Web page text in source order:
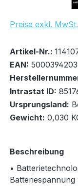
Preise exkl.
Bestand:54x
Sofort
In den
Artikel-Nr.:
EAN:
Intrastat ID:
Ursprungsland:
Gewicht: 0,030
Beschreibung
•